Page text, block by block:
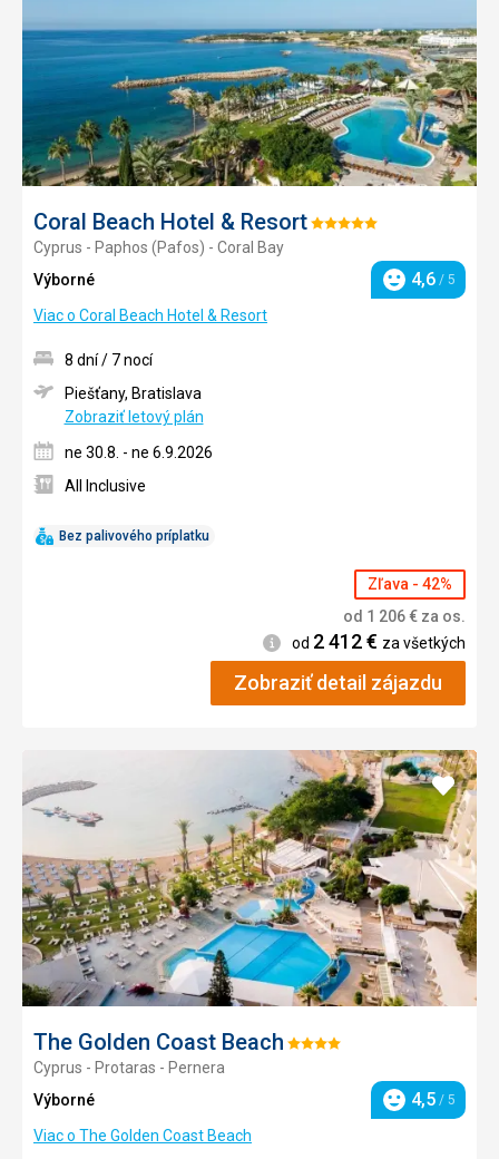
Coral Beach Hotel & ResortHodnotenie:
Cyprus - Paphos (Pafos) - Coral Bay
Výborné
Hodnotenie
4,6 / 5
Viac o Coral Beach Hotel & Resort
Bez palivového príplatku
8 dní / 7 nocí
Piešťany, Bratislava
Zobraziť letový plán
ne 30.8. - ne 6.9.2026
All Inclusive
Zľava - 42%
od 1 206€ za os.
Informácie
od 2 412€ za všetkých
Zobraziť detail zájazdu
The Golden Coast Beach Hodnotenie:
Cyprus - Protaras - Pernera
Výborné
Hodnotenie
4,5 / 5
Viac o The Golden Coast Beach
Pridať
do